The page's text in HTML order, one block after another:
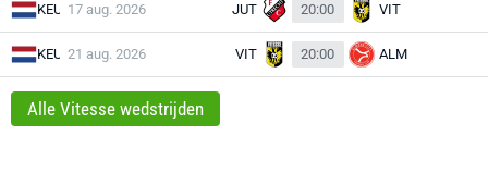
KEU 17 aug. 2026 JUT 20:00 VIT
KEU 21 aug. 2026 VIT 20:00 ALM
Alle Vitesse wedstrijden